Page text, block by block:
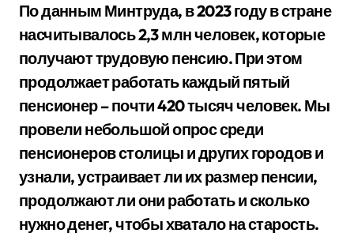
По данным Минтруда, в 2023 году в стране
насчитывалось 2,3 млн человек, которые
получают трудовую пенсию. При этом
продолжает работать каждый пятый
пенсионер – почти 420 тысяч человек. Мы
провели небольшой опрос среди
пенсионеров столицы и других городов и
узнали, устраивает ли их размер пенсии,
продолжают ли они работать и сколько
нужно денег, чтобы хватало на старость.